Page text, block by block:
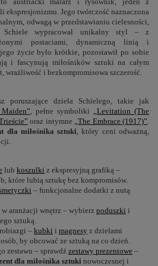
ekspresjonizmu. Jego twórczość naznaczona
odwagą w przedstawianiu cielesności,
Schiele wypracował unikalny styl – z
postaciami, dynamiczną linią i
życie było krótkie, pozostawił po sobie
i fascynują miłośników sztuki na całym
wrażliwość i bezkompromisowa szczerość.
poruszające dzieła Schielego, takie jak
, pełne symboliki
„Levitation (The
oraz intymne „The Embrace (1917)”
dla miłośnika sztuki , który ceni odważną,
lub koszulki z ekspresyjną grafiką –
które lubią sztukę bez kompromisów.
– funkcjonalne dodatki z nutą
aranżacji wnętrz – wybierz poduszki i
sztuką.
– kubki i magnesy z dziełami
by obcować ze sztuką na co dzień.
zestawu – sprawdź zestawy prezentowe –
dla miłośnika sztuki nowoczesnej i